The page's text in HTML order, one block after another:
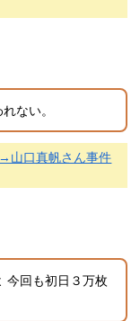
ない。
山口真帆さん事件
今回も初日３万枚